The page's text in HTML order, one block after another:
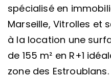
spécialisé en
Marseille, Vitrolles et
à la location une
de 155 m² en R+1
zone des Estroublans.